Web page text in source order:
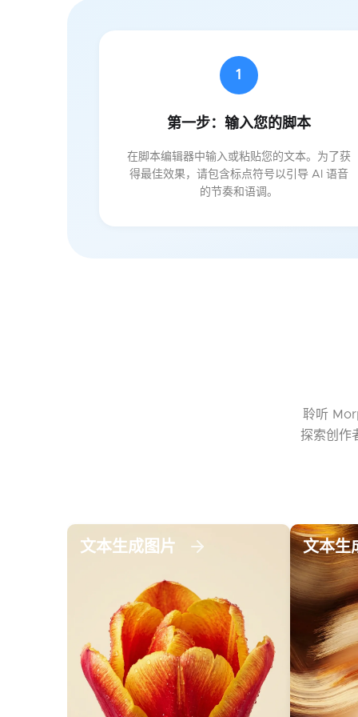
1
第一步：输入您的脚本
在脚本编辑器中输入或粘贴您的文本。为了获
得最佳效果，请包含标点符号以引导 AI 语音
的节奏和语调。
聆听
探索创作
文本生成图片 文本生